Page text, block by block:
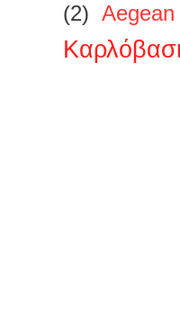
(2)
Kαρλόβασι